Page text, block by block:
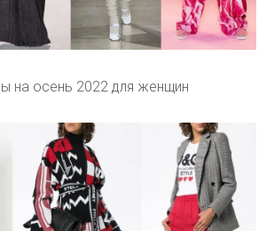
на осень 2022 для женщин